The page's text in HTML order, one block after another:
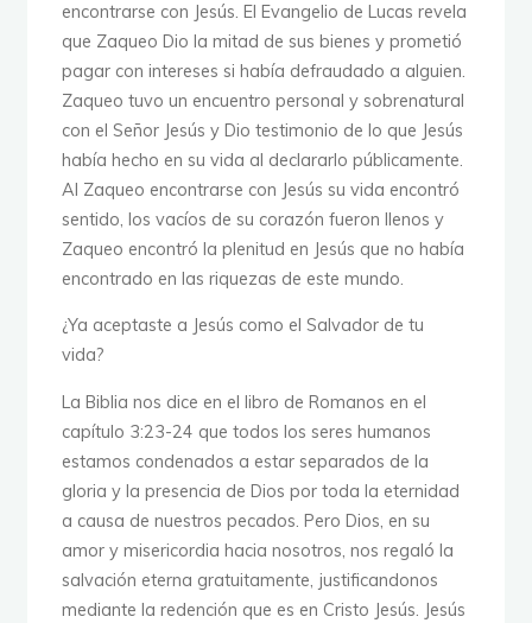
encontrarse con Jesús. El Evangelio de Lucas revela
que Zaqueo Dio la mitad de sus bienes y prometió
pagar con intereses si había defraudado a alguien.
Zaqueo tuvo un encuentro personal y sobrenatural
con el Señor Jesús y Dio testimonio de lo que Jesús
había hecho en su vida al declararlo públicamente.
Al Zaqueo encontrarse con Jesús su vida encontró
sentido, los vacíos de su corazón fueron llenos y
Zaqueo encontró la plenitud en Jesús que no había
encontrado en las riquezas de este mundo.
¿Ya aceptaste a Jesús como el Salvador de tu
vida?
La Biblia nos dice en el libro de Romanos en el
capítulo 3:23-24 que todos los seres humanos
estamos condenados a estar separados de la
gloria y la presencia de Dios por toda la eternidad
a causa de nuestros pecados. Pero Dios, en su
amor y misericordia hacia nosotros, nos regaló la
salvación eterna gratuitamente, justificandonos
mediante la redención que es en Cristo Jesús. Jesús